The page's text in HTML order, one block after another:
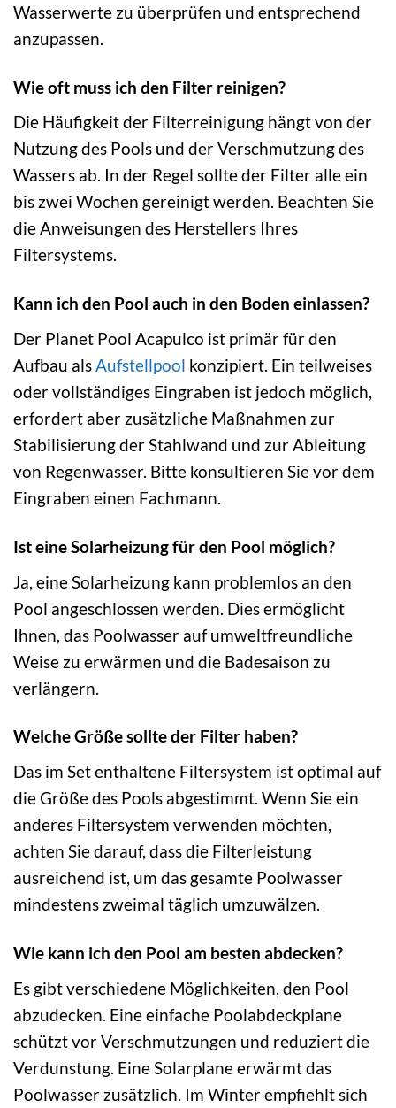
Wasserwerte zu überprüfen und entsprechend
anzupassen.
Wie oft muss ich den Filter reinigen?
Die Häufigkeit der Filterreinigung hängt von der
Nutzung des Pools und der Verschmutzung des
Wassers ab. In der Regel sollte der Filter alle ein
bis zwei Wochen gereinigt werden. Beachten Sie
die Anweisungen des Herstellers Ihres
Filtersystems.
Kann ich den Pool auch in den Boden einlassen?
Der Planet Pool Acapulco ist primär für den
Aufbau alsAufstellpool konzipiert. Ein teilweises
oder vollständiges Eingraben ist jedoch möglich,
erfordert aber zusätzliche Maßnahmen zur
Stabilisierung der Stahlwand und zur Ableitung
von Regenwasser. Bitte konsultieren Sie vor dem
Eingraben einen Fachmann.
Ist eine Solarheizung für den Pool möglich?
Ja, eine Solarheizung kann problemlos an den
Pool angeschlossen werden. Dies ermöglicht
Ihnen, das Poolwasser auf umweltfreundliche
Weise zu erwärmen und die Badesaison zu
verlängern.
Welche Größe sollte der Filter haben?
Das im Set enthaltene Filtersystem ist optimal auf
die Größe des Pools abgestimmt. Wenn Sie ein
anderes Filtersystem verwenden möchten,
achten Sie darauf, dass die Filterleistung
ausreichend ist, um das gesamte Poolwasser
mindestens zweimal täglich umzuwälzen.
Wie kann ich den Pool am besten abdecken?
Es gibt verschiedene Möglichkeiten, den Pool
abzudecken. Eine einfache Poolabdeckplane
schützt vor Verschmutzungen und reduziert die
Verdunstung. Eine Solarplane erwärmt das
Poolwasser zusätzlich. Im Winter empfiehlt sich